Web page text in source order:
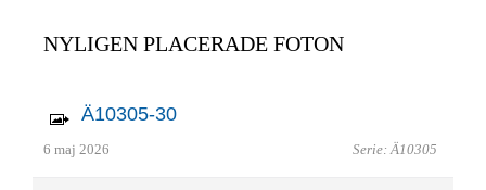
NYLIGEN PLACERADE FOTON
Ä10305-30
6 maj 2026 Serie: Ä10305